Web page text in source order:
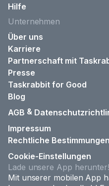
Hilfe
Unternehmen
Über uns
Karriere
Partnerschaft mit
Presse
Taskrabbit for Good
Blog
AGB &
Impressum
Rechtliche Bestimmungen
Cookie-Einstellungen
Lade unsere App herunter!
Mit unserer mobilen App